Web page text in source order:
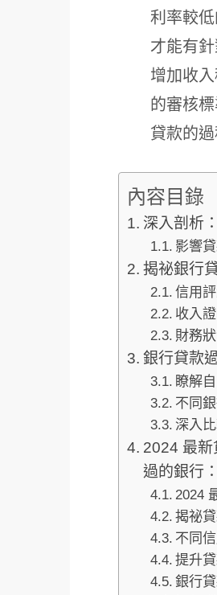
利率較
才能有
增加收
的審核
貸款的
內容目錄
深入剖析
影響
揭祕銀行
信用
收入
財務
銀行貸款
瞭解
不同
深入
2024 最新
過的銀行
2024
揭祕
不同
提升
銀行